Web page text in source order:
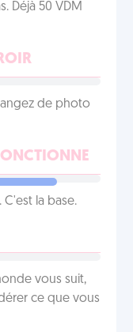
Déjà 50 VDM
de photo
la base.
vous suit,
ce que vous